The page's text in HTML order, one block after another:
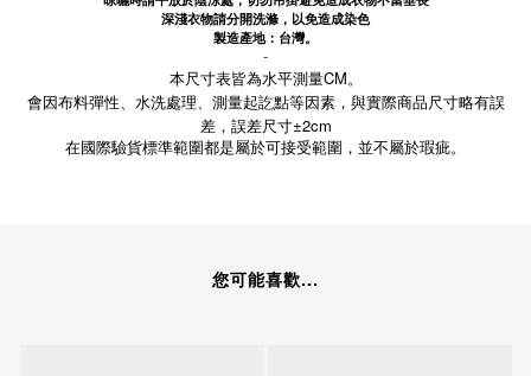
深淺衣物請分開洗滌，以免造成染色
製造產地：台灣。
-
本尺寸表皆為水平測量CM。
會因布料彈性、水洗處理、測量起訖點等因素，與實際商品尺寸略有誤
差，誤差尺寸±2cm
在國際驗貨標準範圍都是屬於可接受範圍，並不屬於瑕疵。
您可能喜歡...